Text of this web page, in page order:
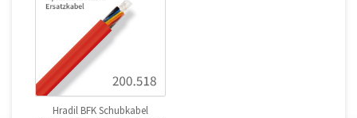
Hradil BFK Schubkabel